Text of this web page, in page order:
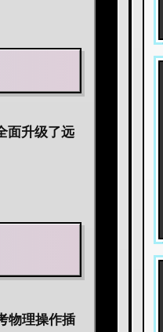
面升级了远
物理操作插